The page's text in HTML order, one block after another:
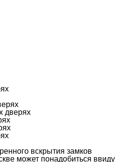
дверях
вскрытия замков
может понадобиться ввиду